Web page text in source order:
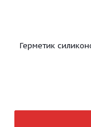
Герметик